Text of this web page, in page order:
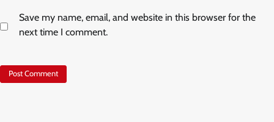
Save my name, email, and website in this browser for the
next time I comment.